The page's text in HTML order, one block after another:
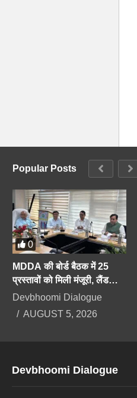
Popular Posts
0
MDDA की बोर्ड बैठक में 25
प्रस्तावों को मिली मंजूरी, लैंड
पूलिंग, पर्यटन, औद्योगिक भवनों पर
Devbhoomi Dialogue
AUGUST 5, 2026
Devbhoomi Dialogue